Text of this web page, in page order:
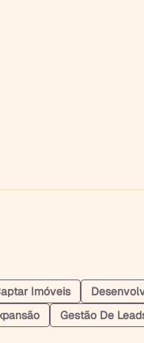
Imóveis
Gestão De